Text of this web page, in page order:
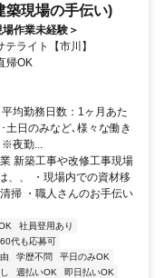
築現場の手伝い)
作業未経験＞
ライト【市川】
帰OK
均勤務日数：1ヶ月あた
土日のみなど､様々な働き
※夜勤...
新築工事や改修工事現場
、、 ・現場内での資材移
掃 ・職人さんのお手伝い
社員登用あり
60代も応募可
学歴不問
平日のみOK
週払いOK 即日払いOK